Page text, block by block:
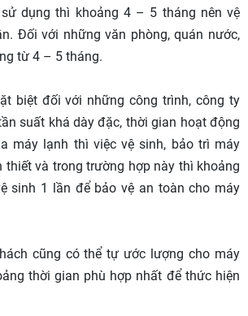
dụng thì khoảng 4 – 5 tháng nên vệ
Đối với những văn phòng, quán nước,
từ 4 – 5 tháng.
biệt đối với những công trình, công ty
suất khá dày đặc, thời gian hoạt động
máy lạnh thì việc vệ sinh, bảo trì máy
thiết và trong trường hợp này thì khoảng
sinh 1 lần để bảo vệ an toàn cho máy
cũng có thể tự ước lượng cho máy
thời gian phù hợp nhất để thức hiện